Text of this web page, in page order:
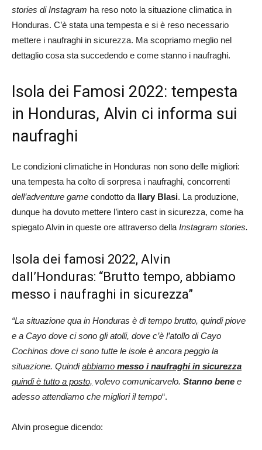
stories di Instagram ha reso noto la situazione climatica in
Honduras. C’è stata una tempesta e si è reso necessario
mettere i naufraghi in sicurezza. Ma scopriamo meglio nel
dettaglio cosa sta succedendo e come stanno i naufraghi.
Isola dei Famosi 2022: tempesta
in Honduras, Alvin ci informa sui
naufraghi
Le condizioni climatiche in Honduras non sono delle migliori:
una tempesta ha colto di sorpresa i naufraghi, concorrenti
dell’adventure game condotto da Ilary Blasi. La produzione,
dunque ha dovuto mettere l’intero cast in sicurezza, come ha
spiegato Alvin in queste ore attraverso della Instagram stories.
Isola dei famosi 2022, Alvin
dall’Honduras: “Brutto tempo, abbiamo
messo i naufraghi in sicurezza”
“La situazione qua in Honduras è di tempo brutto, quindi piove
e a Cayo dove ci sono gli atolli, dove c’è l’atollo di Cayo
Cochinos dove ci sono tutte le isole è ancora peggio la
situazione. Quindiabbiamo messo i naufraghi in sicurezza
quindi è tutto a posto, volevo comunicarvelo. Stanno bene e
adesso attendiamo che migliori il tempo“.
Alvin prosegue dicendo: